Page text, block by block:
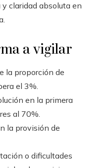
claridad absoluta en
a vigilar
la proporción de
el 3%.
en la primera
al 70%.
la provisión de
o dificultades